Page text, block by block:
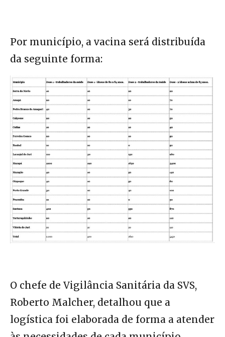
Por município, a vacina será distribuída
da seguinte forma:
O chefe de Vigilância Sanitária da SVS,
Roberto Malcher, detalhou que a
logística foi elaborada de forma a atender